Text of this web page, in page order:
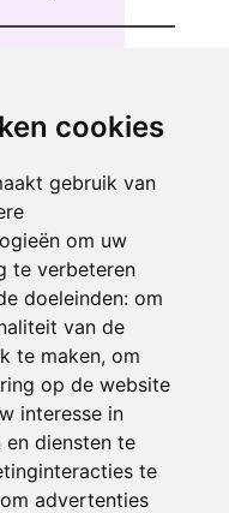
cookies
gebruik van
om uw
te verbeteren
doeleinden: om
van de
te maken, om
op de website
interesse in
diensten te
te
om advertenties
Leegmaken
winkel of
magazij
avelgem
Leegmaken